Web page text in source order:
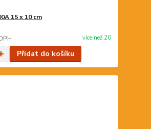
15 x 10 cm
více než 20
Přidat do košíku